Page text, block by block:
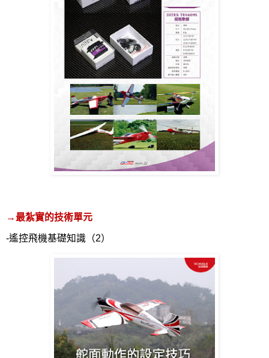
→最紮實的技術單元
-遙控飛機基礎知識（2）